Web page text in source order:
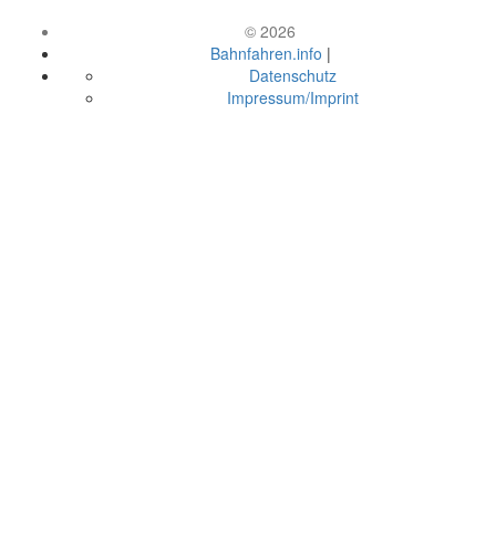
© 2026
Bahnfahren.info |
Datenschutz
Impressum/Imprint